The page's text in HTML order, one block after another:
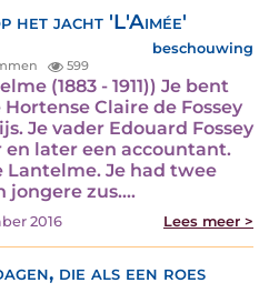
het jacht 'L'Aimée'
beschouwing
599
(1883 - 1911)) Je bent
Claire de Fossey
Je vader Edouard Fossey
en later een accountant.
Lantelme. Je had twee
jongere zus.…
2016 Lees meer >
die als een roes